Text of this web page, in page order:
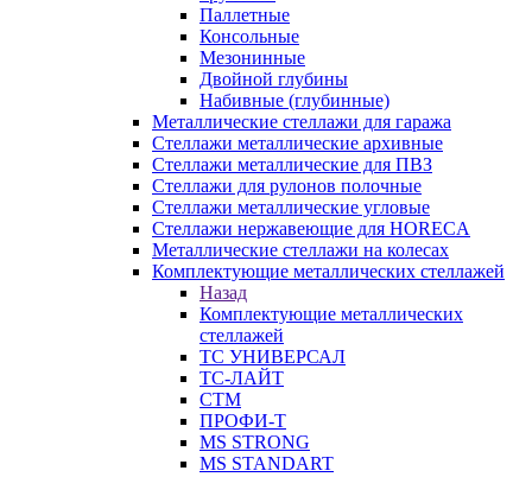
Паллетные
Консольные
Мезонинные
Двойной глубины
Набивные (глубинные)
Металлические стеллажи для гаража
Стеллажи металлические архивные
Стеллажи металлические для ПВЗ
Стеллажи для рулонов полочные
Стеллажи металлические угловые
Стеллажи нержавеющие для HORECA
Металлические стеллажи на колесах
Комплектующие металлических стеллажей
Назад
Комплектующие металлических
стеллажей
ТС УНИВЕРСАЛ
ТС-ЛАЙТ
СТМ
ПРОФИ-Т
MS STRONG
MS STANDART